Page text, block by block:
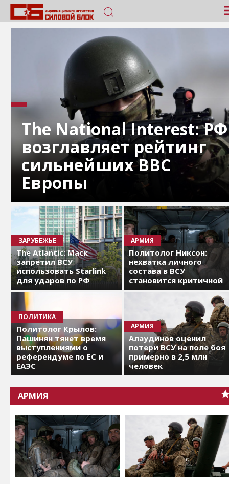
The National Interest: РФ
возглавляет рейтинг
сильнейших ВВС
Европы
ЗАРУБЕЖЬЕ
The Atlantic: Маск
запретил ВСУ
использовать Starlink
для ударов по РФ
АРМИЯ
Политолог Никсон:
нехватка личного
состава в ВСУ
становится критичной
ПОЛИТИКА
Политолог Крылов:
Пашинян тянет время
выступлениями о
референдуме по ЕС и
ЕАЭС
АРМИЯ
Алаудинов оценил
потери ВСУ на поле боя
примерно в 2,5 млн
человек
АРМИЯ